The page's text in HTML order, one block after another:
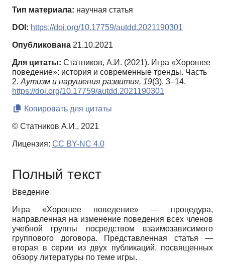
Тип материала: научная статья
DOI: https://doi.org/10.17759/autdd.2021190301
Опубликована 21.10.2021
Для цитаты: Статников, А.И. (2021). Игра «Хорошее
поведение»: история и современные тренды. Часть
2. Аутизм и нарушения развития, 19(3), 3–14.
https://doi.org/10.17759/autdd.2021190301
Копировать для цитаты
© Статников А.И., 2021
Лицензия: CC BY-NC 4.0
Полный текст
Введение
Игра «Хорошее поведение» — процедура,
направленная на изменение поведения всех членов
учебной группы посредством взаимозависимого
группового договора. Представленная статья —
вторая в серии из двух публикаций, посвященных
обзору литературы по теме игры.